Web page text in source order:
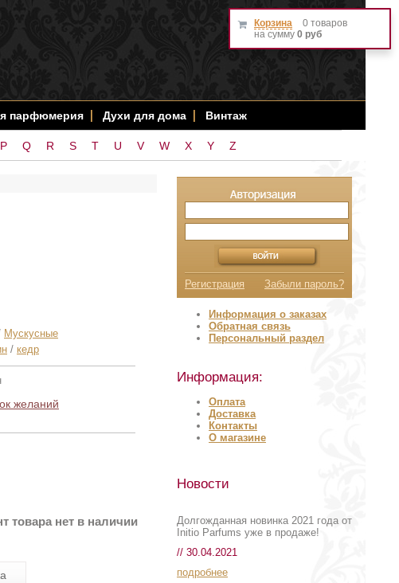
парфюмерия Духи для дома Винтаж
P Q R S T U V W X Y Z
Мускусные
/ кедр
желаний
товара нет в наличии
Корзина
0 товаров
на сумму 0 руб
Регистрация Забыли пароль?
Информация о заказах
Обратная связь
Персональный раздел
Информация:
Оплата
Доставка
Контакты
О магазине
Новости
Долгожданная новинка 2021 года от
Initio Parfums уже в продаже!
// 30.04.2021
подробнее